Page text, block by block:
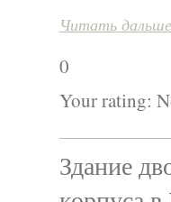
Читать дальше
0
Your rating:
Здание